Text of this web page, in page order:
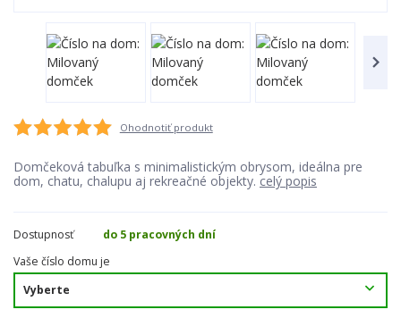
Ohodnotiť produkt
Domčeková tabuľka s minimalistickým obrysom, ideálna pre
dom, chatu, chalupu aj rekreačné objekty. celý popis
Dostupnosť
do 5 pracovných dní
Vaše číslo domu je